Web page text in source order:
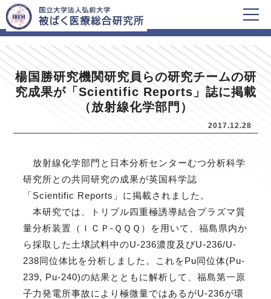
HOME 新着情報
楊国勝研究機関研究員らの研究チームの研
究成果が「Scientific Reports」誌に掲載
（放射線化学部門）
2017.12.28
放射線化学部門と日本分析センターむつ分析科学
研究所との共同研究の成果が英国科学誌
「Scientific Reports」に掲載されました。
本研究では、トリプル四重極誘導結合プラズマ質
量分析装置（ＩＣＰ-ＱＱＱ）を用いて、福島県内か
ら採取した土壌試料中のU-236濃度及びU-236/U-
238同位体比を分析しました。これをPu同位体(Pu-
239, Pu-240)の結果とともに解析して、福島第一原
子力発電所事故により極微量ではあるがU-236が環